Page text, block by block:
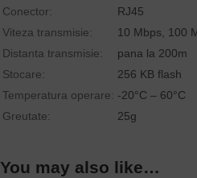
Conector:
RJ45
Viteza transmisie:
10 Mbps, 100
Distanta transmisie:
pana la 200m
Stocare:
256 KB flash
Temperatura operare: -20°C – 60°C
Greutate:
25g
You may also like…